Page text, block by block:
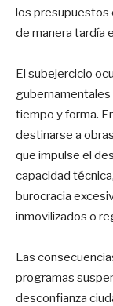
los presupuestos
de manera tardía
El subejercicio
gubernamentales
tiempo y forma.
destinarse a
que impulse el
capacidad
burocracia
inmovilizados o
Las
programas
desconfianza